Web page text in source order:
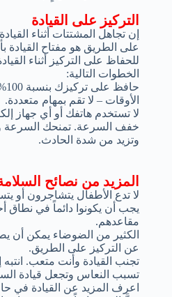
التركيز على القيادة
إن تجاهل المشتتات أثناء
على الطريق هو مفتاح القيادة
للحفاظ على التركيز أثناء
الخطوات التالية:
الأوقات – لا تقم بمهام متعددة.
لا تستخدم هاتفك أو أي جهاز
خفف السرعة. تمنحك السرعة
وتزيد من شدة الحادث.
المزيد من نصائح السلامة
لا تدع الأطفال يتشاجرون أو
يجب أن يكونوا دائماً في نطاق
مقاعدهم.
الكثير من الضوضاء يمكن أن
عن التركيز على الطريق.
تجنب القيادة وأنت متعب.
تسبب النعاس وتجعل قيادة
اعرف المزيد عن القيادة في